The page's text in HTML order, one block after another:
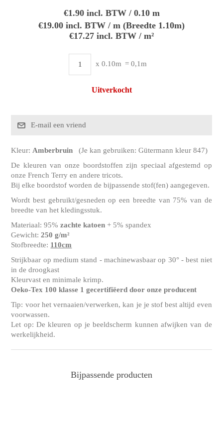
€1.90 incl. BTW / 0.10 m
€19.00 incl. BTW / m (Breedte 1.10m)
€17.27 incl. BTW / m²
x 0.10m = 0,1m
Uitverkocht
Kleur: Amberbruin
(Je kan gebruiken: Gütermann kleur 847)
De kleuren van onze boordstoffen zijn speciaal afgestemd op
onze French Terry en andere tricots.
Bij elke boordstof worden de bijpassende stof(fen) aangegeven.
Wordt best gebruikt/gesneden op een breedte van 75% van de
breedte van het kledingsstuk.
Materiaal: 95%zachte katoen + 5% spandex
Gewicht:250 g/m²
Stofbreedte: 110cm
Strijkbaar op medium stand - machinewasbaar op 30° - best niet
in de droogkast
Kleurvast en minimale krimp.
Oeko-Tex 100 klasse 1 gecertifiëerd door onze producent
Tip: voor het vernaaien/verwerken, kan je je stof best altijd even
voorwassen.
Let op: De kleuren op je beeldscherm kunnen afwijken van de
werkelijkheid.
Bijpassende producten